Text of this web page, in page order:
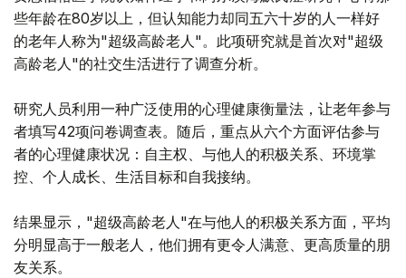
些年龄在80岁以上，但认知能力却同五六十岁的人一样好
的老年人称为"超级高龄老人"。此项研究就是首次对"超级
高龄老人"的社交生活进行了调查分析。
研究人员利用一种广泛使用的心理健康衡量法，让老年参与
者填写42项问卷调查表。随后，重点从六个方面评估参与
者的心理健康状况：自主权、与他人的积极关系、环境掌
控、个人成长、生活目标和自我接纳。
结果显示，"超级高龄老人"在与他人的积极关系方面，平均
分明显高于一般老人，他们拥有更令人满意、更高质量的朋
友关系。